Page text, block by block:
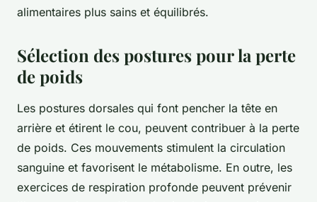
alimentaires plus sains et équilibrés.
Sélection des postures pour la perte
de poids
Les postures dorsales qui font pencher la tête en
arrière et étirent le cou, peuvent contribuer à la perte
de poids. Ces mouvements stimulent la circulation
sanguine et favorisent le métabolisme. En outre, les
exercices de respiration profonde peuvent prévenir